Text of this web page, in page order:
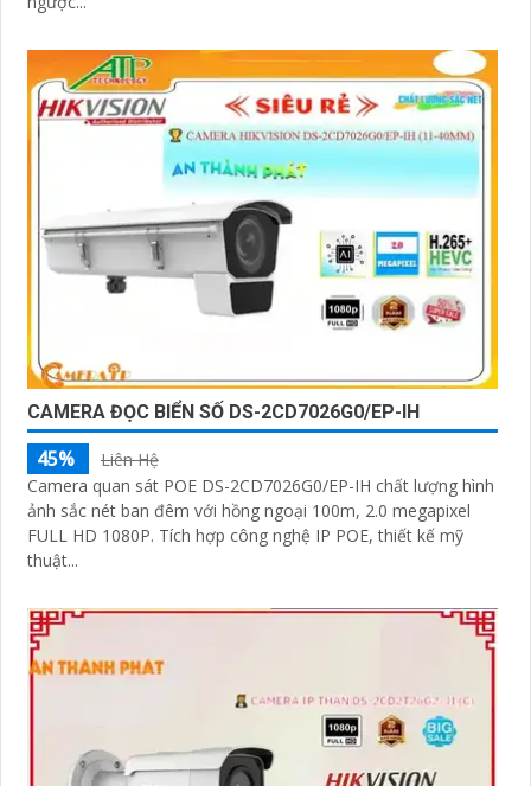
CAMERA ĐỌC BIỂN SỐ DS-2CD7026G0/EP-IH
45%
Liên Hệ
Camera quan sát POE DS-2CD7026G0/EP-IH chất lượng hình
ảnh sắc nét ban đêm với hồng ngoại 100m, 2.0 megapixel
FULL HD 1080P. Tích hợp công nghệ IP POE, thiết kế mỹ
thuật...